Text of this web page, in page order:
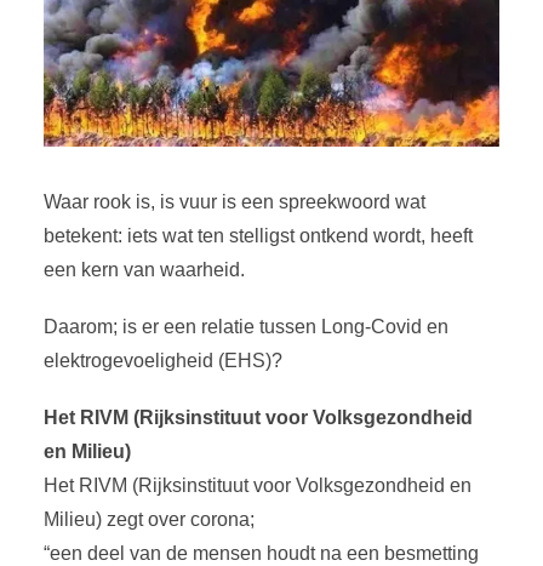
Waar rook is, is vuur is een spreekwoord wat
betekent: iets wat ten stelligst ontkend wordt, heeft
een kern van waarheid.
Daarom; is er een relatie tussen Long-Covid en
elektrogevoeligheid (EHS)?
Het RIVM (Rijksinstituut voor Volksgezondheid
en Milieu)
Het RIVM (Rijksinstituut voor Volksgezondheid en
Milieu) zegt over corona;
“een deel van de mensen houdt na een besmetting